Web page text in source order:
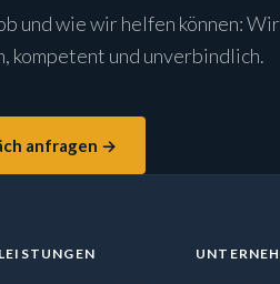
und wie wir helfen können: Wir
kompetent und unverbindlich.
anfragen →
LEISTUNGEN